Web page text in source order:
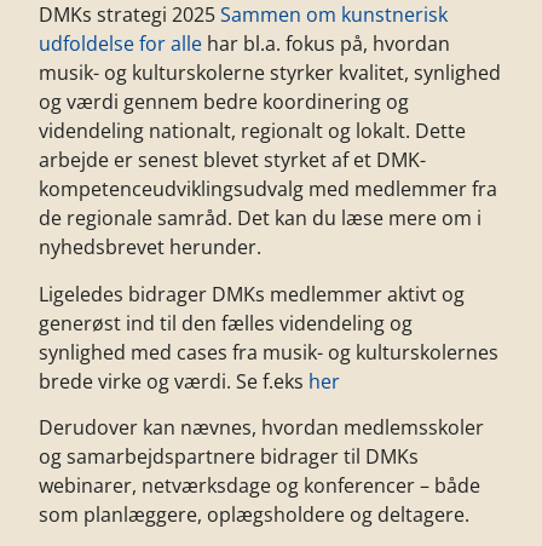
DMKs strategi 2025Sammen om kunstnerisk
udfoldelse for alle har bl.a. fokus på, hvordan
musik- og kulturskolerne styrker kvalitet, synlighed
og værdi gennem bedre koordinering og
videndeling nationalt, regionalt og lokalt. Dette
arbejde er senest blevet styrket af et DMK-
kompetenceudviklingsudvalg med medlemmer fra
de regionale samråd. Det kan du læse mere om i
nyhedsbrevet herunder.
Ligeledes bidrager DMKs medlemmer aktivt og
generøst ind til den fælles videndeling og
synlighed med cases fra musik- og kulturskolernes
brede virke og værdi. Se f.eks her
Derudover kan nævnes, hvordan medlemsskoler
og samarbejdspartnere bidrager til DMKs
webinarer, netværksdage og konferencer – både
som planlæggere, oplægsholdere og deltagere.